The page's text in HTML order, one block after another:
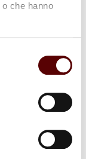
che hanno